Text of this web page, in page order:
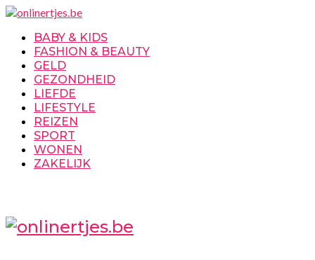
BABY & KIDS
FASHION & BEAUTY
GELD
GEZONDHEID
LIEFDE
LIFESTYLE
REIZEN
SPORT
WONEN
ZAKELIJK